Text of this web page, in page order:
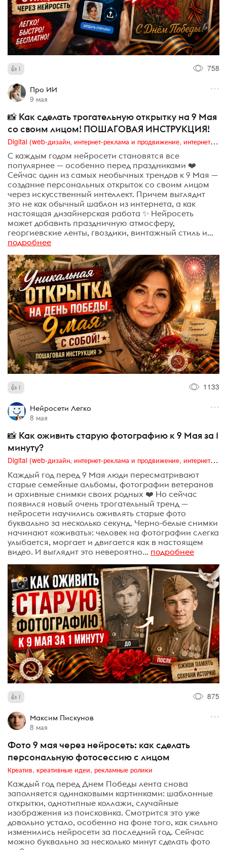
1 758
Про ИИ
9 мая
📸 Как сделать трогательную открытку на 9 Мая
со своим лицом! ПОШАГОВАЯ ИНСТРУКЦИЯ!
Digital (web-дизайн, интернет-реклама и продвижение, интернет-сообщества и блоги, интернет-коммуникации, мобильный маркетинг, реклама на цифровых экранах)
С каждым годом нейросети становятся все
популярнее — особенно перед праздниками ❤️
Сейчас один из самых необычных трендов к 9 Мая —
создание персональных открыток со своим лицом
через искусственный интеллект. Причем выглядит
это не как обычный шаблон из интернета, а как
настоящая дизайнерская работа ✨ Нейросеть
может добавить праздничную атмосферу,
георгиевские ленты, гвоздики, винтажный стиль и...
подробнее
1 1133
Нейросети Легко
8 мая
📸 Как оживить старую фотографию к 9 Мая за 1
минуту?
Digital (web-дизайн, интернет-реклама и продвижение, интернет-сообщества и блоги, интернет-коммуникации, мобильный маркетинг, реклама на цифровых экранах)
Каждый год перед 9 Мая люди пересматривают
старые семейные альбомы, фотографии ветеранов
и архивные снимки своих родных ❤️ Но сейчас
появился новый очень трогательный тренд —
нейросети научились оживлять старые фото
буквально за несколько секунд. Черно-белые снимки
начинают «оживать»: человек на фотографии слегка
улыбается, моргает и двигается как в настоящем
видео. И выглядит это невероятно... подробнее
1 875
Максим Пискунов
8 мая
Фото 9 мая через нейросеть: как сделать
персональную фотосессию с лицом
Креатив, креативные идеи, рекламные ролики
Каждый год перед Днем Победы лента снова
заполняется одинаковыми картинками: шаблонные
открытки, однотипные коллажи, случайные
изображения из поисковика. Смотрится это уже
довольно устало, особенно на фоне того, как сильно
изменились нейросети за последний год. Сейчас
можно буквально за несколько минут сделать фото